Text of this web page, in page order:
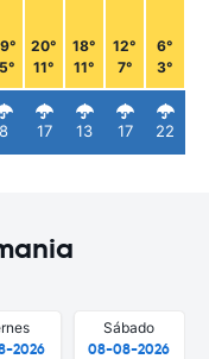
8
20°
11°
17
18°
11°
13
12°
7°
17
6°
3°
22
2026
Sábado
08-08-2026